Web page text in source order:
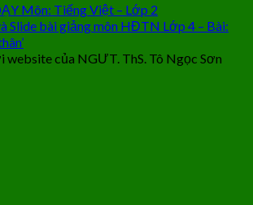
Môn: Tiếng Việt – Lớp 2
Slide bài giảng môn HĐTN Lớp 4 – Bài:
website của NGƯT. ThS. Tô Ngọc Sơn